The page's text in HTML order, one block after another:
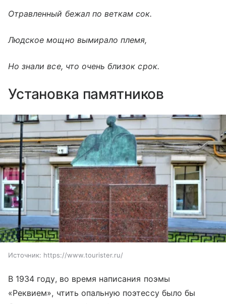
Отравленный бежал по веткам сок.
Людское мощно вымирало племя,
Но знали все, что очень близок срок.
Установка памятников
Источник: https://www.tourister.ru/
В 1934 году, во время написания поэмы
«Реквием», чтить опальную поэтессу было бы